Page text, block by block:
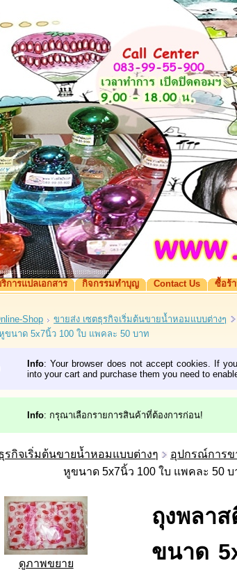
การแปลเอกสาร กิจกรรมทำบุญ Contact Us
ซื้อร้
Shop ขายส่ง เซตธุรกิจเริ่มต้นขายน้ำหอมแบบต่างๆ
นาด 5x7นิ้ว 100 ใบ แพคละ 50 บาท
Info: Your browser does not accept cookies. If
into your cart and purchase them you need to
Info: กรุณาเลือกรายการสินค้าที่ต้องการก่อน!
รกิจเริ่มต้นขายน้ำหอมแบบต่างๆ อุปกรณ์การข
หูขนาด 5x7นิ้ว 100 ใบ แพคละ 50 บ
ดูภาพขยาย
ถุงพลา
ขนาด